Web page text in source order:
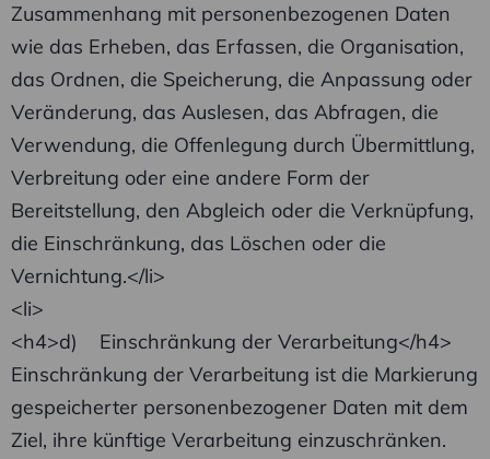
Zusammenhang mit personenbezogenen Daten
wie das Erheben, das Erfassen, die Organisation,
das Ordnen, die Speicherung, die Anpassung oder
Veränderung, das Auslesen, das Abfragen, die
Verwendung, die Offenlegung durch Übermittlung,
Verbreitung oder eine andere Form der
Bereitstellung, den Abgleich oder die Verknüpfung,
die Einschränkung, das Löschen oder die
Vernichtung.</li>
<li>
<h4>d) Einschränkung der Verarbeitung</h4>
Einschränkung der Verarbeitung ist die Markierung
gespeicherter personenbezogener Daten mit dem
Ziel, ihre künftige Verarbeitung einzuschränken.